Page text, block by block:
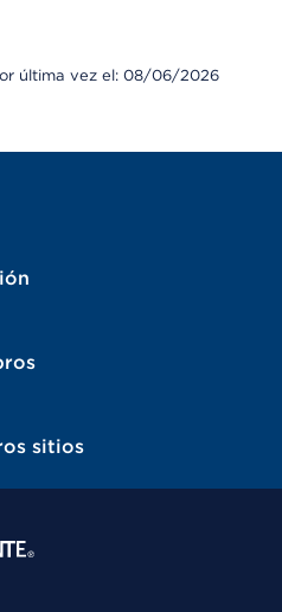
última vez el: 08/06/2026
sitios